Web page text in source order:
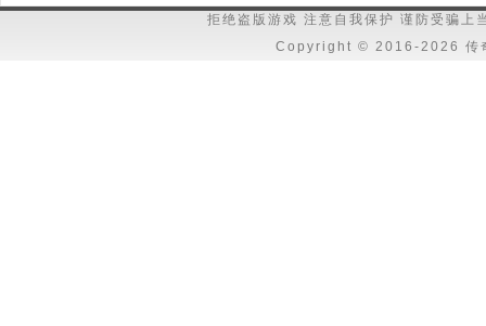
拒绝盗版游戏 注意自我保护 谨防受骗上
Copyright © 2016-2026 传